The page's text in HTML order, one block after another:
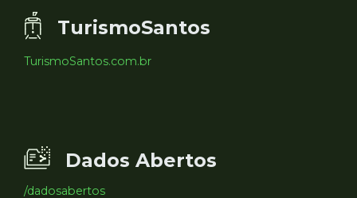
TurismoSantos
TurismoSantos.com.br
Dados Abertos
/dadosabertos